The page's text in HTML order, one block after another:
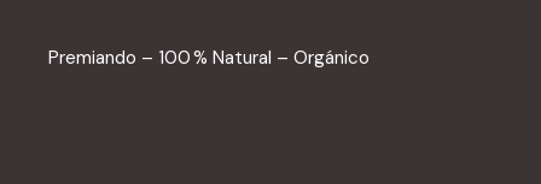
Premiando – 100 % Natural – Orgánico